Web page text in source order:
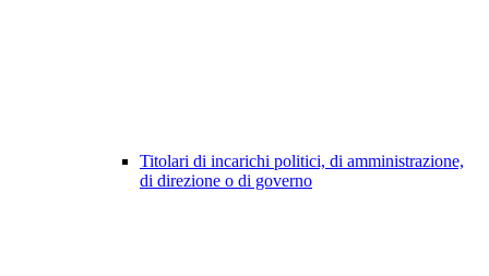
Titolari di incarichi politici, di amministrazione,
di direzione o di governo